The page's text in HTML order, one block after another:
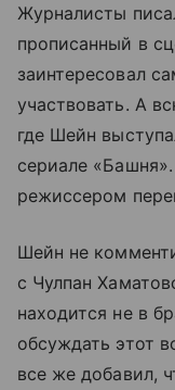
Журналисты
прописанный в
заинтересовал
участвовать. А
где Шейн
сериале
режиссером
Шейн не
с Чулпан
находится не в
обсуждать этот
все же добавил,